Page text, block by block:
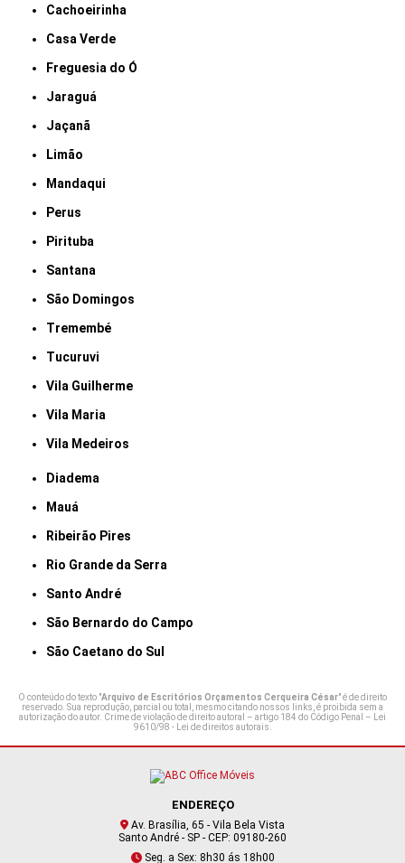
Cachoeirinha
Casa Verde
Freguesia do Ó
Jaraguá
Jaçanã
Limão
Mandaqui
Perus
Pirituba
Santana
São Domingos
Tremembé
Tucuruvi
Vila Guilherme
Vila Maria
Vila Medeiros
Diadema
Mauá
Ribeirão Pires
Rio Grande da Serra
Santo André
São Bernardo do Campo
São Caetano do Sul
O conteúdo do texto "Arquivo de Escritórios Orçamentos Cerqueira César" é de direito
reservado. Sua reprodução, parcial ou total, mesmo citando nossos links, é proibida sem a
autorização do autor. Crime de violação de direito autoral – artigo 184 do Código Penal – Lei
9610/98 - Lei de direitos autorais.
ENDEREÇO
Av. Brasília, 65 - Vila Bela Vista
Santo André - SP - CEP: 09180-260
Seg. a Sex: 8h30 ás 18h00